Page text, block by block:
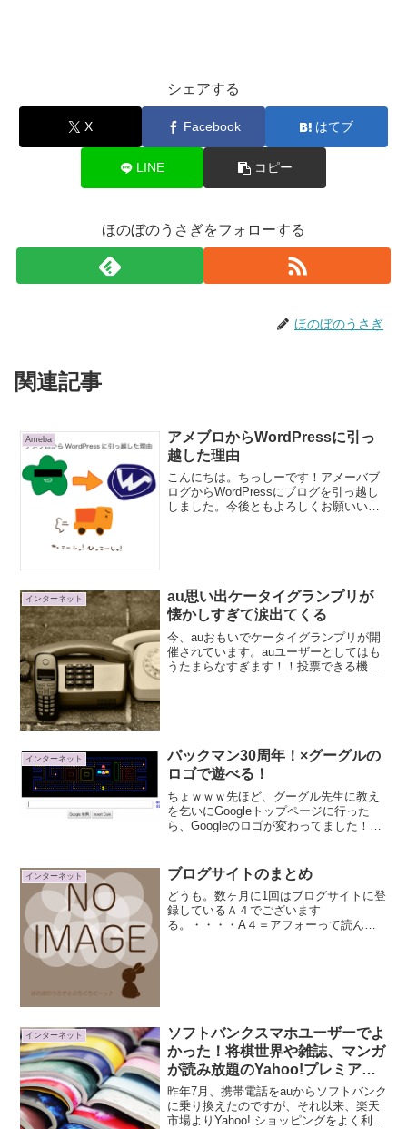
シェアする
X Facebook はてブ
LINE コピー
ほのぼのうさぎをフォローする
ほのぼのうさぎ
関連記事
Ameba
アメブロからWordPressに引っ
越した理由
こんにちは。ちっしーです！アメーバブ
ログからWordPressにブログを引っ越し
しました。今後ともよろしくお願いいた
インターネット
au思い出ケータイグランプリが
懐かしすぎて涙出てくる
今、auおもいでケータイグランプリが開
催されています。auユーザーとしてはも
うたまらなすぎます！！投票できる機種
インターネット
パックマン30周年！×グーグルの
ロゴで遊べる！
ちょｗｗｗ先ほど、グーグル先生に教え
を乞いにGoogleトップページに行った
ら、Googleのロゴが変わってました！パ
か・・・ヽ(ﾟ∀ﾟ)ﾉ可愛いロゴだな～と思
って見て...
インターネット ブログサイトのまとめ
どうも。数ヶ月に1回はブログサイトに登
録しているＡ４でございます
る。・・・・A４＝アフォーって読んで
インターネット
ソフトバンクスマホユーザーでよ
かった！将棋世界や雑誌、マンガ
が読み放題のYahoo!プレミアム
会員限定『読み放題プレミアム』
を試してみた
昨年7月、携帯電話をauからソフトバンク
に乗り換えたのですが、それ以来、楽天
市場よりYahoo! ショッピングをよく利用